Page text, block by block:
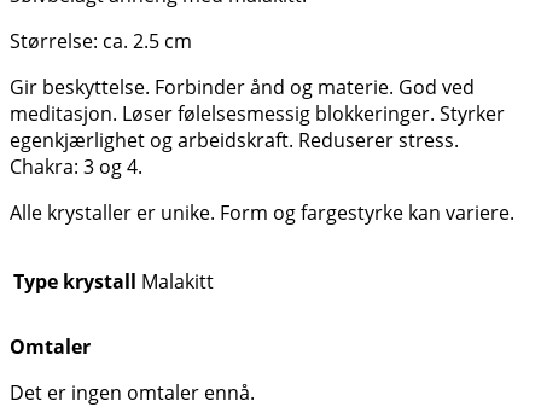
Størrelse: ca. 2.5 cm
Gir beskyttelse. Forbinder ånd og materie. God ved
meditasjon. Løser følelsesmessig blokkeringer. Styrker
egenkjærlighet og arbeidskraft. Reduserer stress.
Chakra: 3 og 4.
Alle krystaller er unike. Form og fargestyrke kan variere.
Type krystall Malakitt
Omtaler
Det er ingen omtaler ennå.